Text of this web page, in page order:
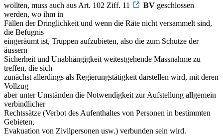
wollten, muss auch aus Art. 102 Ziff. 11
BV geschlossen
werden, wo ihm in
Fällen der Dringlichkeit und wenn die Räte nicht versammelt sind,
die Befugnis
eingeräumt ist, Truppen aufzubieten, also die zum Schutze der
äussern
Sicherheit und Unabhängigkeit weitestgehende Massnahme zu
treffen, die sich
zunächst allerdings als Regierungstätigkeit darstellen wird, mit deren
Vollzug
aber unter Umständen die Notwendigkeit zur Aufstellung allgemein
verbindlicher
Rechtssätze (Verbot des Aufenthaltes von Personen in bestimmten
Gebieten,
Evakuation von Zivilpersonen usw.) verbunden sein wird.